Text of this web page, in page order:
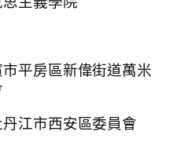
平房區新偉街道萬米
江市西安區委員會